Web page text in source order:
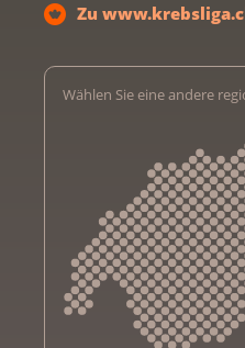
Zu
Wählen Sie eine andere